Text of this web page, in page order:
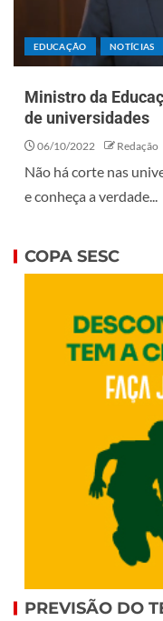
EDUCAÇÃO NOTÍCIAS
Ministro da
de universidades
06/10/2022 Redação
Não há corte nas
e conheça a verdade...
COPA SESC
PREVISÃO DO